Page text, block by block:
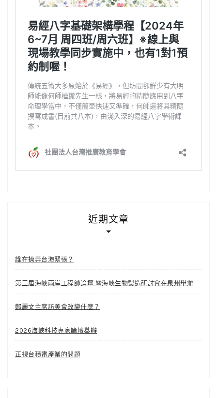
近期文章
誰在操弄台海緊張？
第三屆海峽兩岸工程師論壇 暨海峽生物製造研討會在泉州舉辦
鄭麗文主席訪美會改變什麼？
2026海峽科技專家論壇舉辦
正視台積電產業的問題